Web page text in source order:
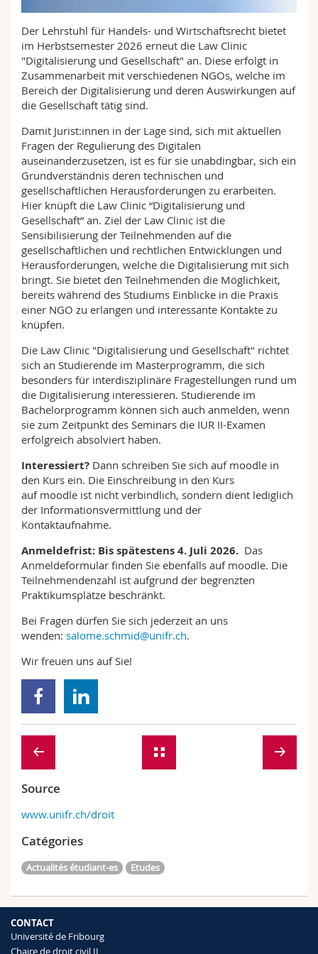
Sciences et médecine
Interfacultaire
Collaborateurs
Doctorants
Webmail
Programme des cours
MyUnifr
Der Lehrstuhl für Handels- und Wirtschaftsrecht bietet
im Herbstsemester 2026 erneut die Law Clinic
"Digitalisierung und Gesellschaft" an. Diese erfolgt in
Zusammenarbeit mit verschiedenen NGOs, welche im
Bereich der Digitalisierung und deren Auswirkungen auf
die Gesellschaft tätig sind.
Damit Jurist:innen in der Lage sind, sich mit aktuellen
Fragen der Regulierung des Digitalen
auseinanderzusetzen, ist es für sie unabdingbar, sich ein
Grundverständnis deren technischen und
gesellschaftlichen Herausforderungen zu erarbeiten.
Hier knüpft die Law Clinic “Digitalisierung und
Gesellschaft” an. Ziel der Law Clinic ist die
Sensibilisierung der Teilnehmenden auf die
gesellschaftlichen und rechtlichen Entwicklungen und
Herausforderungen, welche die Digitalisierung mit sich
bringt. Sie bietet den Teilnehmenden die Möglichkeit,
bereits während des Studiums Einblicke in die Praxis
einer NGO zu erlangen und interessante Kontakte zu
knüpfen.
Die Law Clinic "Digitalisierung und Gesellschaft" richtet
sich an Studierende im Masterprogramm, die sich
besonders für interdisziplinäre Fragestellungen rund um
die Digitalisierung interessieren. Studierende im
Bachelorprogramm können sich auch anmelden, wenn
sie zum Zeitpunkt des Seminars die IUR II-Examen
erfolgreich absolviert haben.
Interessiert? Dann schreiben Sie sich auf moodle in
den Kurs ein. Die Einschreibung in den Kurs
auf moodle ist nicht verbindlich, sondern dient lediglich
der Informationsvermittlung und der
Kontaktaufnahme.
Anmeldefrist: Bis spätestens 4. Juli 2026. Das
Anmeldeformular finden Sie ebenfalls auf moodle. Die
Teilnehmendenzahl ist aufgrund der begrenzten
Praktikumsplätze beschränkt.
Bei Fragen dürfen Sie sich jederzeit an uns
wenden: salome.schmid@unifr.ch.
Wir freuen uns auf Sie!
Source
www.unifr.ch/droit
Catégories
Actualités étudiant-es Etudes
CONTACT
Université de Fribourg